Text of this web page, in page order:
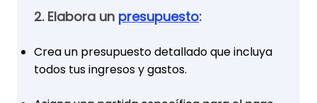
2. Elabora un presupuesto:
Crea un presupuesto detallado que incluya
todos tus ingresos y gastos.